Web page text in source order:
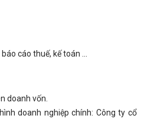
cáo thuế, kế toán ...
doanh vốn.
doanh nghiệp chính: Công ty cổ